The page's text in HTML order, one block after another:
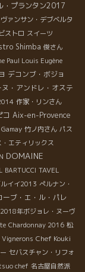
・プランタン2017
ァンサン・デブベルタ
ストロ スイーツ
Shimba 俊さん
Paul Louis Eugène
デコンブ・ボジョ
ヌ・アンドレ・オステ
作家・リンさん
コ Aix-en-Provence
竹ノ内さん パス
エティリックス
DOMAINE
BARTUCCI TAVEL
イイ2013 ぺルナン・
ーブ・エ・ル・パレ
2018年ボジョレ・ヌーヴ
Chardonnay 2016 松
Chef Kouki
セバスチャン・リフォ
chef 名古屋自然派